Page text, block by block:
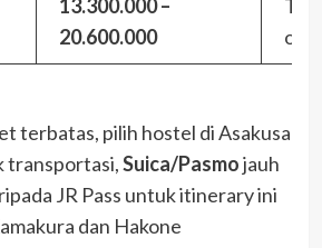
13.300.000 –
20.600.000
terbatas, pilih hostel di Asakusa
transportasi,Suica/Pasmojauh
JR Pass untuk itinerary ini
dan Hakone